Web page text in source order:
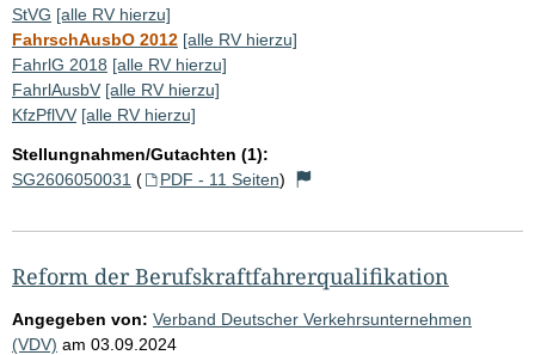
StVG [alle RV hierzu]
FahrschAusbO 2012 [alle RV hierzu]
FahrlG 2018 [alle RV hierzu]
FahrlAusbV [alle RV hierzu]
KfzPflVV [alle RV hierzu]
Stellungnahmen/Gutachten (1):
SG2606050031 ( PDF - 11 Seiten)
Reform der Berufskraftfahrerqualifikation
Angegeben von: Verband Deutscher Verkehrsunternehmen
(VDV) am 03.09.2024